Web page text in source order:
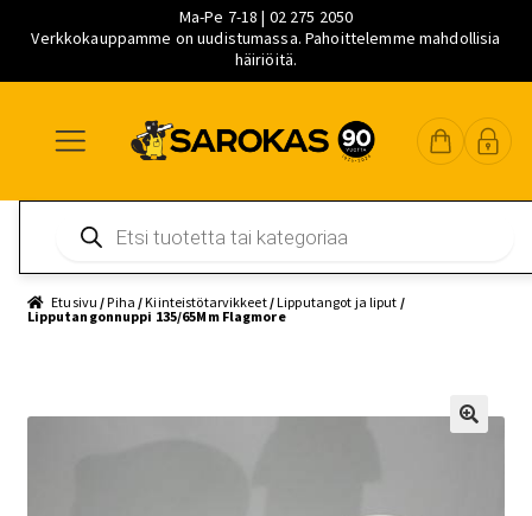
Ma-Pe 7-18 | 02 275 2050
Verkkokauppamme on uudistumassa. Pahoittelemme mahdollisia
häiriöitä.
navigointiin
sisältöön
pääsisältöön
search
Etusivu /Piha /Kiinteistötarvikkeet/Lipputangot ja liput /
Lipputangonnuppi 135/65Mm Flagmore